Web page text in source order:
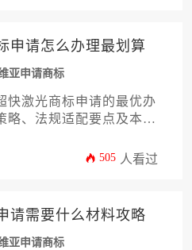
申请怎么办理最划算
亚申请商标
快激光商标申请的最优办
略、法规适配要点及本土
化与代理协同实现高效注
505 人看过
请需要什么材料攻略
亚申请商标